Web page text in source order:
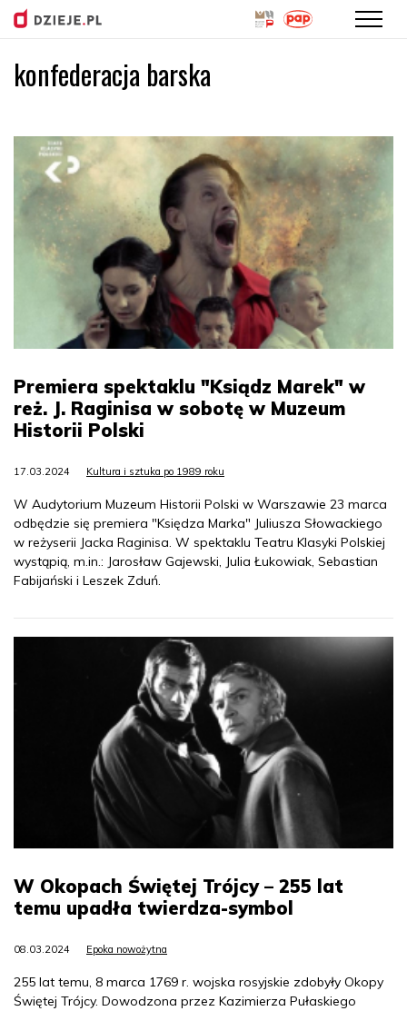
Przejdź
do
konfederacja barska
Premiera spektaklu "Ksiądz Marek" w
reż. J. Raginisa w sobotę w Muzeum
Historii Polski
17.03.2024 Kultura i sztuka po 1989 roku
W Audytorium Muzeum Historii Polski w Warszawie 23 marca
odbędzie się premiera "Księdza Marka" Juliusza Słowackiego
w reżyserii Jacka Raginisa. W spektaklu Teatru Klasyki Polskiej
wystąpią, m.in.: Jarosław Gajewski, Julia Łukowiak, Sebastian
Fabijański i Leszek Zduń.
W Okopach Świętej Trójcy – 255 lat
temu upadła twierdza-symbol
08.03.2024 Epoka nowożytna
255 lat temu, 8 marca 1769 r. wojska rosyjskie zdobyły Okopy
Świętej Trójcy. Dowodzona przez Kazimierza Pułaskiego